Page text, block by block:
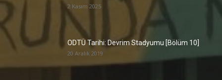
2 Kasım 2025
ODTÜ Tarihi: Devrim Stadyumu [Bölüm 10]
20 Aralık 2019